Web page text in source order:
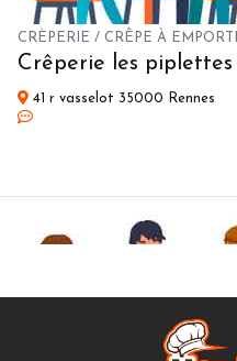
CRÈPERIE / CRÊPE À
Crêperie les piplettes
41 r vasselot 35000 Rennes